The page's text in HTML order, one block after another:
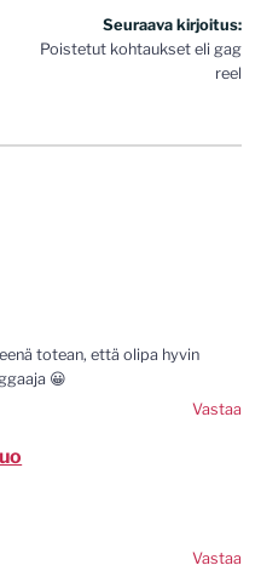
Seuraava kirjoitus:
Poistetut kohtaukset eli gag
reel
totean, että olipa hyvin
😀
Vastaa
Vastaa